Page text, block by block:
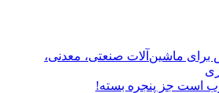
برای ماشین‌آلات صنعتی، معدنی،
است جز پنجره بسته!